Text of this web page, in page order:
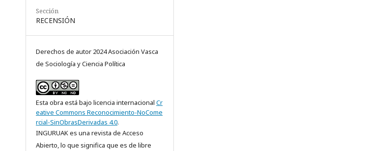
Sección
RECENSIÓN
Derechos de autor 2024 Asociación Vasca
de Sociología y Ciencia Política
Esta obra está bajo licencia internacional Cr
eative Commons Reconocimiento-NoCome
rcial-SinObrasDerivadas 4.0.
INGURUAK es una revista de Acceso
Abierto, lo que significa que es de libre